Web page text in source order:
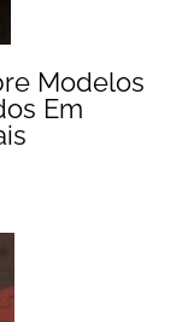
Modelos
Em